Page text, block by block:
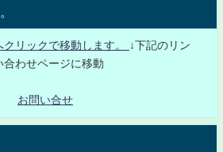
リックで移動します。
↓下記のリン
わせページに移動
お問い合せ